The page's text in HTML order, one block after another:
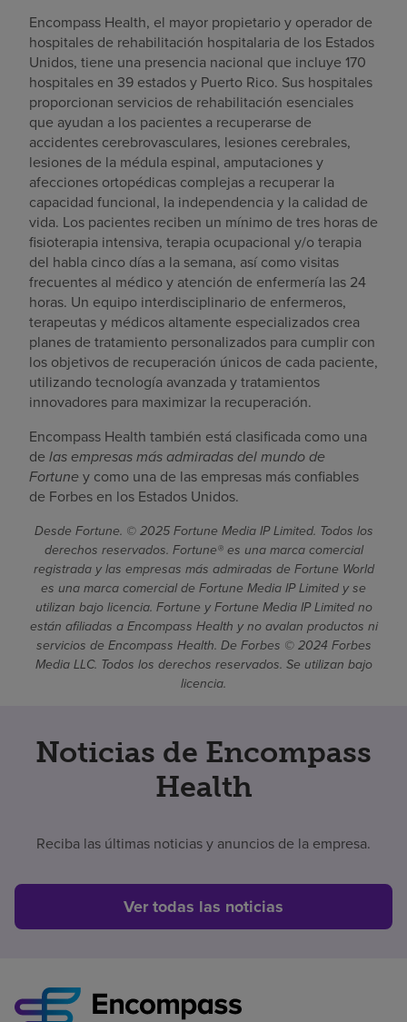
Encompass Health, el mayor propietario y operador de
hospitales de rehabilitación hospitalaria de los Estados
Unidos, tiene una presencia nacional que incluye 170
hospitales en 39 estados y Puerto Rico. Sus hospitales
proporcionan servicios de rehabilitación esenciales
que ayudan a los pacientes a recuperarse de
accidentes cerebrovasculares, lesiones cerebrales,
lesiones de la médula espinal, amputaciones y
afecciones ortopédicas complejas a recuperar la
capacidad funcional, la independencia y la calidad de
vida. Los pacientes reciben un mínimo de tres horas de
fisioterapia intensiva, terapia ocupacional y/o terapia
del habla cinco días a la semana, así como visitas
frecuentes al médico y atención de enfermería las 24
horas. Un equipo interdisciplinario de enfermeros,
terapeutas y médicos altamente especializados crea
planes de tratamiento personalizados para cumplir con
los objetivos de recuperación únicos de cada paciente,
utilizando tecnología avanzada y tratamientos
innovadores para maximizar la recuperación.
Encompass Health también está clasificada como una
de las empresas más admiradas del mundo de
Fortune y como una de las empresas más confiables
de Forbes en los Estados Unidos.
Desde Fortune. © 2025 Fortune Media IP Limited. Todos los
derechos reservados. Fortune® es una marca comercial
registrada y las empresas más admiradas de Fortune World
es una marca comercial de Fortune Media IP Limited y se
utilizan bajo licencia. Fortune y Fortune Media IP Limited no
están afiliadas a Encompass Health y no avalan productos ni
servicios de Encompass Health. De Forbes © 2024 Forbes
Media LLC. Todos los derechos reservados. Se utilizan bajo
licencia.
Noticias de Encompass
Health
Reciba las últimas noticias y anuncios de la empresa.
Ver todas las noticias